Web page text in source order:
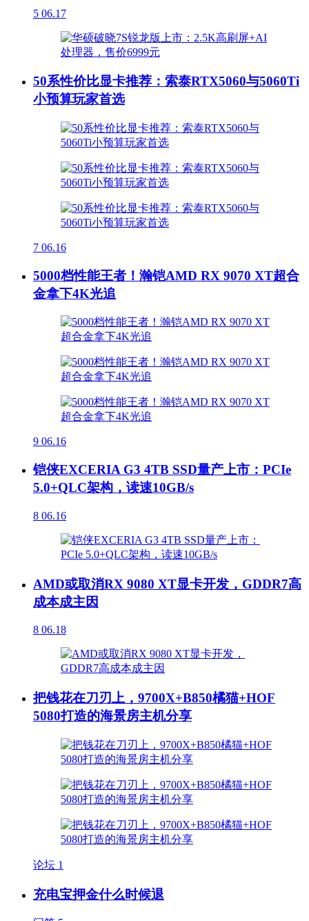
5 06.17
50系性价比显卡推荐：索泰RTX5060与5060Ti
小预算玩家首选
7 06.16
5000档性能王者！瀚铠AMD RX 9070 XT超合
金拿下4K光追
9 06.16
铠侠EXCERIA G3 4TB SSD量产上市：PCIe
5.0+QLC架构，读速10GB/s
8 06.16
AMD或取消RX 9080 XT显卡开发，GDDR7高
成本成主因
8 06.18
把钱花在刀刃上，9700X+B850橘猫+HOF
5080打造的海景房主机分享
论坛 1
充电宝押金什么时候退